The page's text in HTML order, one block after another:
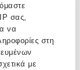
σας,
να
στη
με